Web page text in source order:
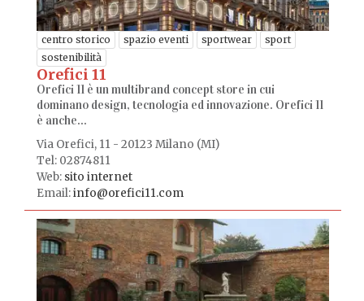
centro storico spazio eventi sportwear
sport
sostenibilità
Orefici 11
Orefici 11 è un multibrand concept store in cui
dominano design, tecnologia ed innovazione. Orefici 11
è anche...
Via Orefici, 11 - 20123 Milano (MI)
Tel: 02874811
Web: sito internet
Email:info@orefici11.com